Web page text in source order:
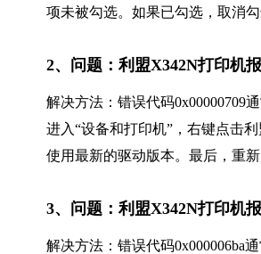
项未被勾选。如果已勾选，取消
2、问题：利盟X342N打印机
解决方法：错误代码0x00000709
进入“设备和打印机”，右键点击
使用最新的驱动版本。最后，重
3、问题：利盟X342N打印机
解决方法：错误代码0x000006ba